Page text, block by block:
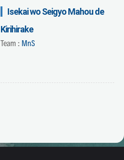
Isekai wo Seigyo Mahou de
Kirihirake
Team : MnS